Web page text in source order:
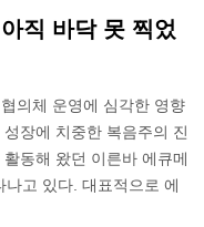
직 바닥 못 찍었
의체 운영에 심각한 영향
장에 치중한 복음주의 진
동해 왔던 이른바 에큐메
고 있다. 대표적으로 에